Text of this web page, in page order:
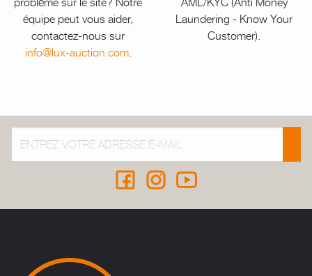
équipe peut vous aider,
contactez-nous sur
info@lux-auction.com.
Laundering - Know Your
Customer).